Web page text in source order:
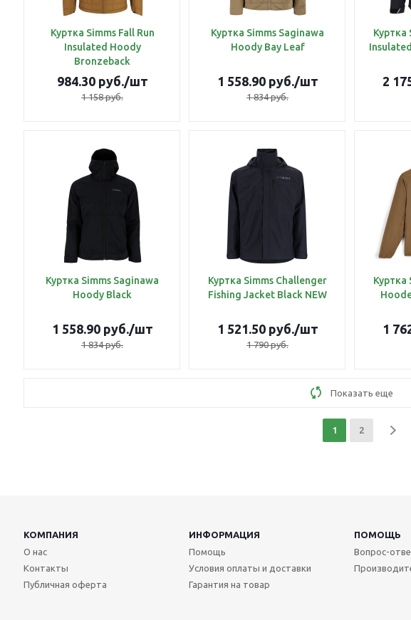
Куртка Simms Fall Run
Insulated Hoody
Bronzeback
984.30руб./шт
1 158руб.
Куртка Simms Saginawa
Hoody Bay Leaf
1 558.90руб./шт
1 834руб.
Куртка
2
Куртка Simms Saginawa
Hoody Black
1 558.90руб./шт
1 834руб.
Куртка Simms Challenger
Fishing Jacket Black NEW
1 521.50руб./шт
1 790руб.
Куртка
1
Показать еще
1 2
КОМПАНИЯ ИНФОРМАЦИЯ
ПОМОЩЬ
О нас
Контакты
Публичная оферта
Помощь
Условия оплаты и доставки
Гарантия на товар
Вопрос-